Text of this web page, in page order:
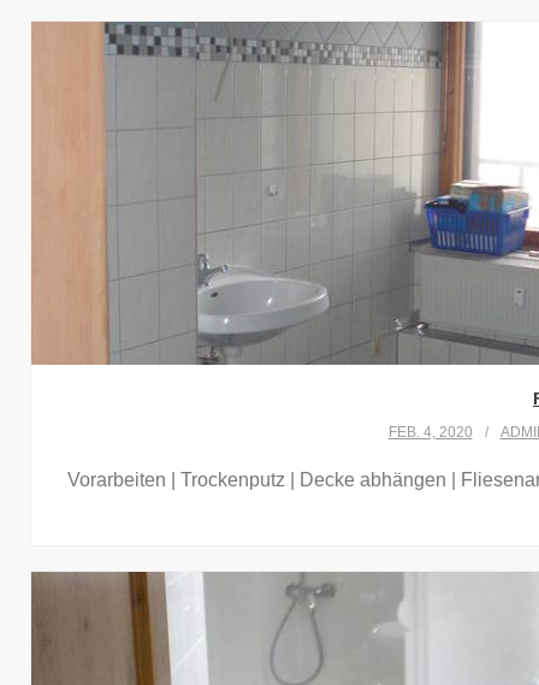
FEB. 4, 2020
Vorarbeiten | Trockenputz | Decke abhängen |